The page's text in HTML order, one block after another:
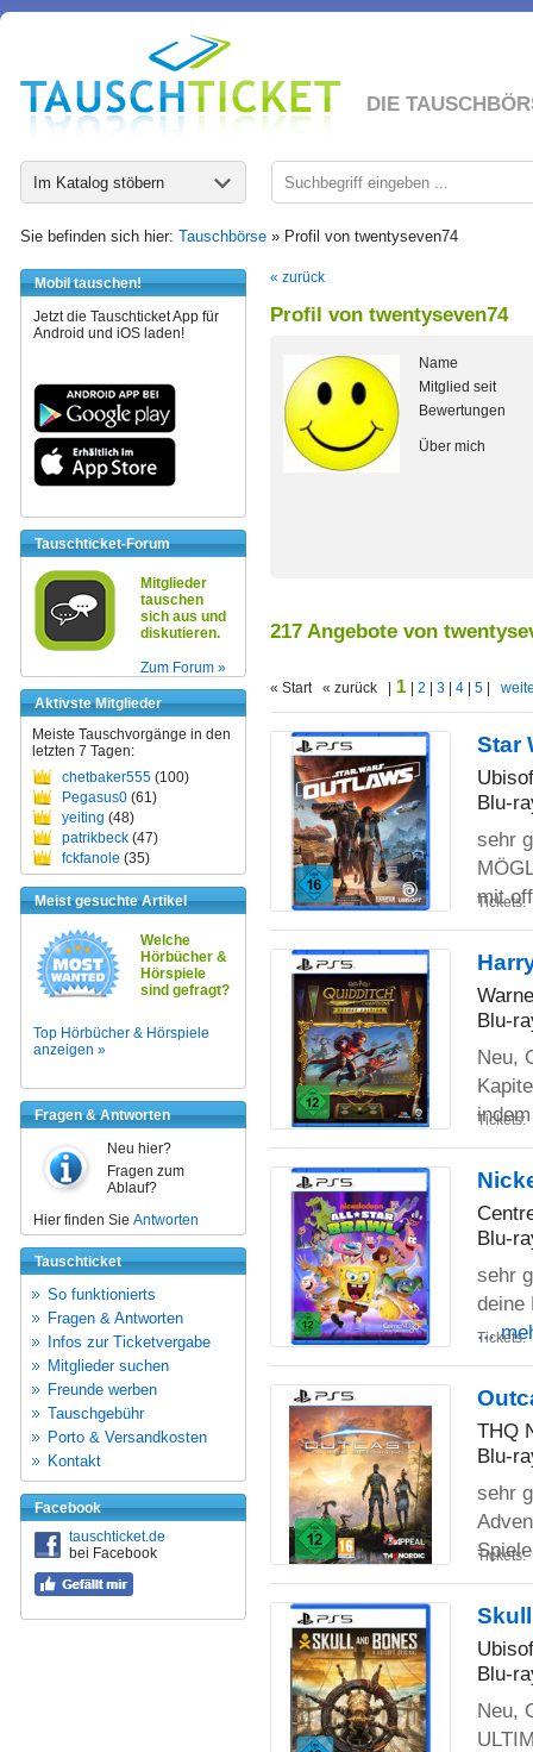
DIE
Im Katalog stöbern
Sie befinden sich hier: Tauschbörse » Profil von twentyseven74
Mobil tauschen!
Jetzt die Tauschticket App für
Android und iOS laden!
Tauschticket-Forum
Mitglieder
tauschen
sich aus und
diskutieren.
Zum Forum »
Aktivste Mitglieder
Meiste Tauschvorgänge in den
letzten 7 Tagen:
chetbaker555 (100)
Pegasus0 (61)
yeiting (48)
patrikbeck (47)
fckfanole (35)
Meist gesuchte Artikel
Welche
Hörbücher &
Hörspiele
sind gefragt?
Top Hörbücher & Hörspiele
anzeigen »
Fragen & Antworten
Neu hier?
Fragen zum
Ablauf?
Hier finden Sie Antworten
Tauschticket
So funktionierts
Fragen & Antworten
Infos zur Ticketvergabe
Mitglieder suchen
Freunde werben
Tauschgebühr
Porto & Versandkosten
Kontakt
Facebook
tauschticket.de
bei Facebook
« zurück
Profil von twentyseven74
Name
Mitglied seit
Bewertungen
Über mich
217 Angebote von
« Start « zurück | 1 2 3 4 5
Star
Blu-
sehr
mit
Tickets:
Blu-
Neu,
Tickets:
Blu-
sehr
deine
...
Tickets:
THQ
Blu-
sehr
Tickets:
Blu-
Neu,